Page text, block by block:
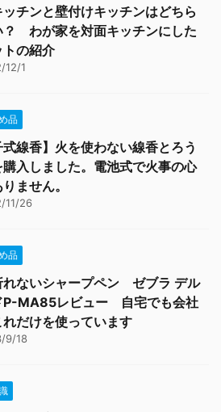
チンと壁付けキッチンはどちら
？ わが家を対面キッチンにした
トの紹介
12/1
品
式線香】火を使わない線香とろう
購入しました。電池式で火事の心
ません。
11/26
品
れないシャープペン ゼブラ デル
P-MA85レビュー 自宅でも会社
だけを使っています
9/18